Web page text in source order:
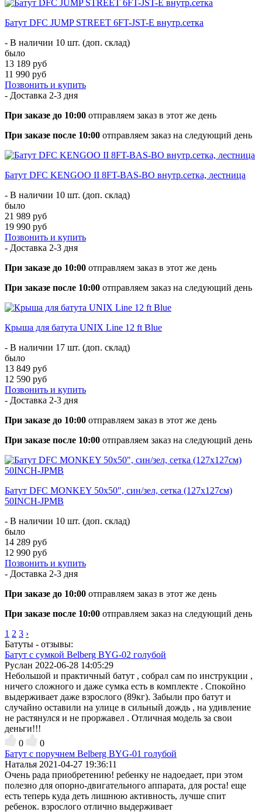
Батут DFC JUMP STREET 6FT-JST-E внутр.сетка
- В наличии 10 шт. (доп. склад)
было
13 189 руб
11 990 руб
Позвонить и купить
- Доставка 2-3 дня
При заказе до 10:00 отправляем заказ в этот же день
При заказе после 10:00 отправляем заказ на следующий день
Батут DFC KENGOO II 8FT-BAS-BO внутр.сетка, лестница
- В наличии 10 шт. (доп. склад)
было
21 989 руб
19 990 руб
Позвонить и купить
- Доставка 2-3 дня
При заказе до 10:00 отправляем заказ в этот же день
При заказе после 10:00 отправляем заказ на следующий день
Крыша для батута UNIX Line 12 ft Blue
- В наличии 17 шт. (доп. склад)
было
13 849 руб
12 590 руб
Позвонить и купить
- Доставка 2-3 дня
При заказе до 10:00 отправляем заказ в этот же день
При заказе после 10:00 отправляем заказ на следующий день
Батут DFC MONKEY 50х50", син/зел, сетка (127х127см)
50INCH-JPMB
- В наличии 10 шт. (доп. склад)
было
14 289 руб
12 990 руб
Позвонить и купить
- Доставка 2-3 дня
При заказе до 10:00 отправляем заказ в этот же день
При заказе после 10:00 отправляем заказ на следующий день
1 2 3 ›
Батуты - отзывы:
Батут с сумкой Belberg BYG-02 голубой
Руслан 2022-06-28 14:05:29
Небольшой и практичный батут , собрал сам по инструкции ,
ничего сложного и даже сумка есть в комплекте . Спокойно
выдерживает даже взрослого (89кг). Забыли про батут и
случайно оставили на улице в сильный дождь , на удивление
не растянулся и не проржавел . Отличная модель за свои
деньги!!!
0
0
Батут с поручнем Belberg BYG-01 голубой
Наталья 2021-04-27 19:36:11
Очень рада приобретению! ребенку не надоедает, при этом
полезно для опорно-двигательного аппарата, для роста! еще
есть теперь куда деть лишнюю активность, лучше спит
ребенок. взрослого отлично выдерживает